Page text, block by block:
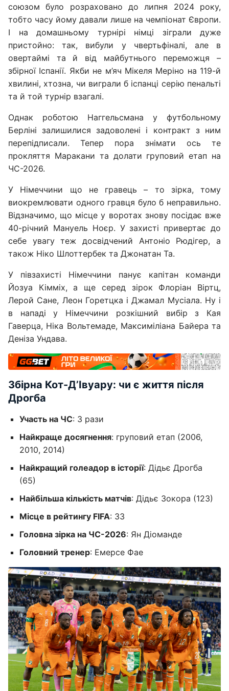
союзом було розраховано до липня 2024 року,
тобто часу йому давали лише на чемпіонат Європи.
І на домашньому турнірі німці зіграли дуже
пристойно: так, вибули у чвертьфіналі, але в
овертаймі та й від майбутнього переможця –
збірної Іспанії. Якби не м’яч Мікеля Меріно на 119-й
хвилині, хтозна, чи виграли б іспанці серію пенальті
та й той турнір взагалі.
Однак роботою Наггельсмана у футбольному
Берліні залишилися задоволені і контракт з ним
перепідписали. Тепер пора знімати ось те
прокляття Маракани та долати груповий етап на
ЧС-2026.
У Німеччини що не гравець – то зірка, тому
виокремлювати одного гравця було б неправильно.
Відзначимо, що місце у воротах знову посідає вже
40-річний Мануель Ноєр. У захисті привертає до
себе увагу теж досвідчений Антоніо Рюдігер, а
також Ніко Шлоттербек та Джонатан Та.
У півзахисті Німеччини панує капітан команди
Йозуа Кімміх, а ще серед зірок Флоріан Віртц,
Лерой Сане, Леон Горетцка і Джамал Мусіала. Ну і
в нападі у Німеччини розкішний вибір з Кая
Гаверца, Ніка Вольтемаде, Максиміліана Байера та
Деніза Ундава.
Збірна Кот-Д’Івуару: чи є життя після
Дрогба
Участь на ЧС: 3 рази
Найкраще досягнення: груповий етап (2006,
2010, 2014)
Найкращий голеадор в історії: Дідьє Дрогба
(65)
Найбільша кількість матчів: Дідьє Зокора (123)
Місце в рейтингу FIFA: 33
Головна зірка на ЧС-2026: Ян Діоманде
Головний тренер: Емерсе Фае